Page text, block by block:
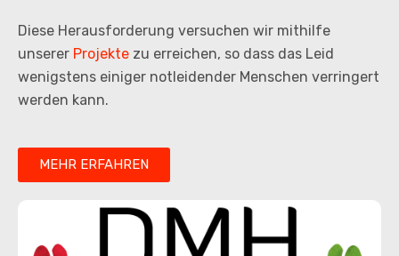
Diese Herausforderung versuchen wir mithilfe
unserer Projekte zu erreichen, so dass das Leid
wenigstens einiger notleidender Menschen verringert
werden kann.
MEHR ERFAHREN